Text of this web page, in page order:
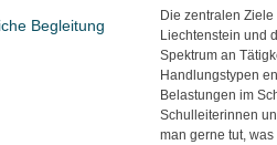
Begleitung
Die zentralen
Liechtenstein und
Spektrum an
Handlungstypen
Belastungen im
Schulleiterinnen
man gerne tut,